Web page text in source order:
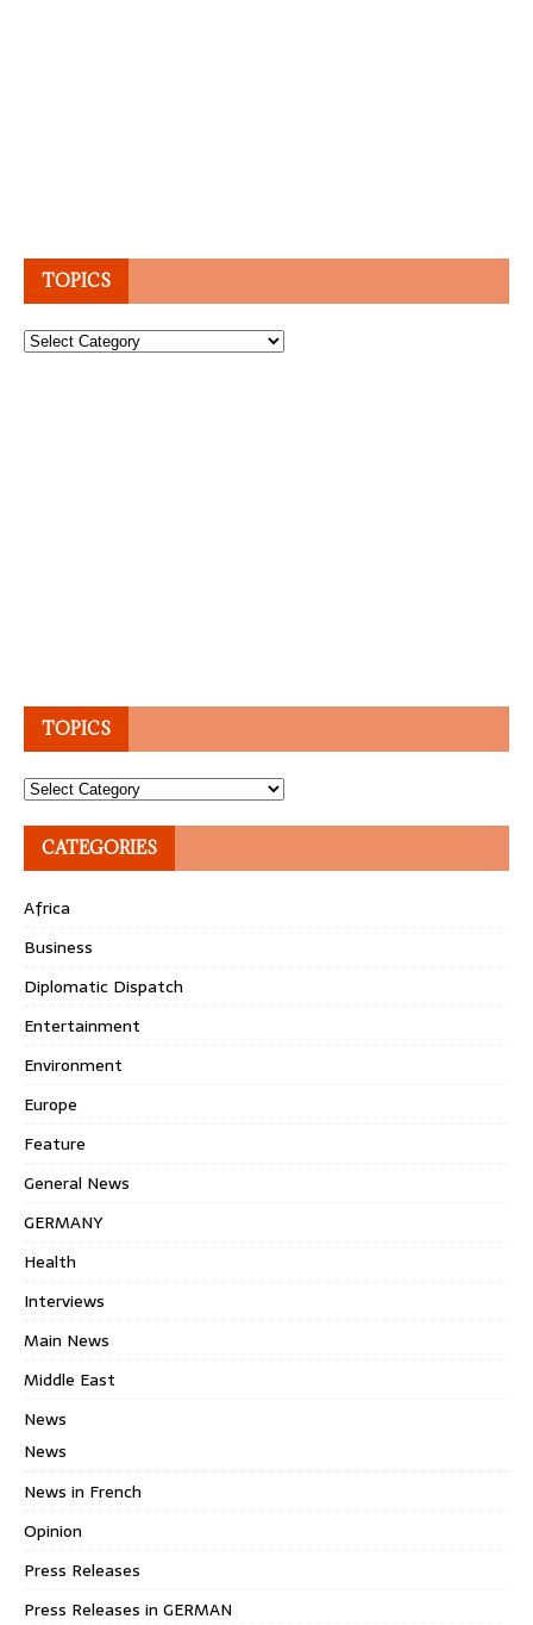
TOPICS
Topics
TOPICS
Topics
CATEGORIES
Africa
Business
Diplomatic Dispatch
Entertainment
Environment
Europe
Feature
General News
GERMANY
Health
Interviews
Main News
Middle East
News
News
News in French
Opinion
Press Releases
Press Releases in GERMAN